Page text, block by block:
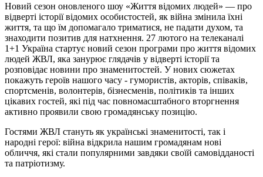
Новий сезон оновленого шоу «Життя відомих людей» — про
відверті історії відомих особистостей, як війна змінила їхні
життя, та що їм допомагало триматися, не падати духом, та
знаходити позитив для натхнення. 27 лютого на телеканалі
1+1 Україна стартує новий сезон програми про життя відомих
людей ЖВЛ, яка занурює глядачів у відверті історії та
розповідає новини про знаменитостей. У нових сюжетах
покажуть героїв нашого часу - гумористів, акторів, співаків,
спортсменів, волонтерів, бізнесменів, політиків та інших
цікавих гостей, які під час повномасштабного вторгнення
активно проявили свою громадянську позицію.
Гостями ЖВЛ стануть як українські знаменитості, так і
народні герої: війна відкрила нашим громадянам нові
обличчя, які стали популярними завдяки своїй самовідданості
та патріотизму.